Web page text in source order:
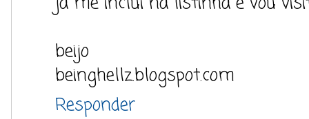
beijo
beinghellz.blogspot.com
Responder